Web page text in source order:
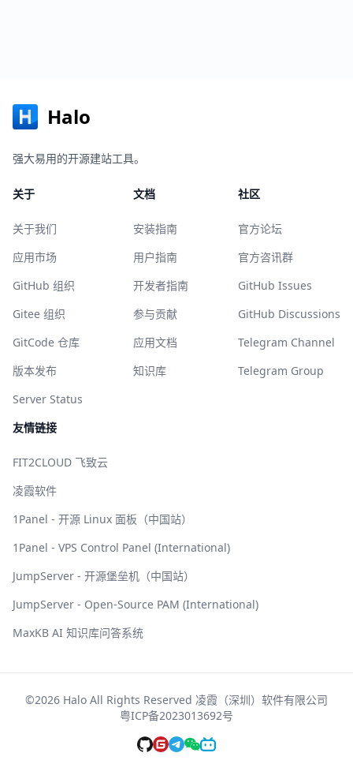
Halo
强大易用的开源建站工具。
关于
关于我们
应用市场
GitHub 组织
Gitee 组织
GitCode 仓库
版本发布
Server Status
文档
安装指南
用户指南
开发者指南
参与贡献
应用文档
知识库
社区
官方论坛
官方咨讯群
GitHub Issues
GitHub Discussions
Telegram Channel
Telegram Group
友情链接
FIT2CLOUD 飞致云
凌霞软件
1Panel - 开源 Linux 面板（中国站）
1Panel - VPS Control Panel (International)
JumpServer - 开源堡垒机（中国站）
JumpServer - Open-Source PAM (International)
MaxKB AI 知识库问答系统
©2026 Halo All Rights Reserved 凌霞（深圳）软件有限公司
粤ICP备2023013692号